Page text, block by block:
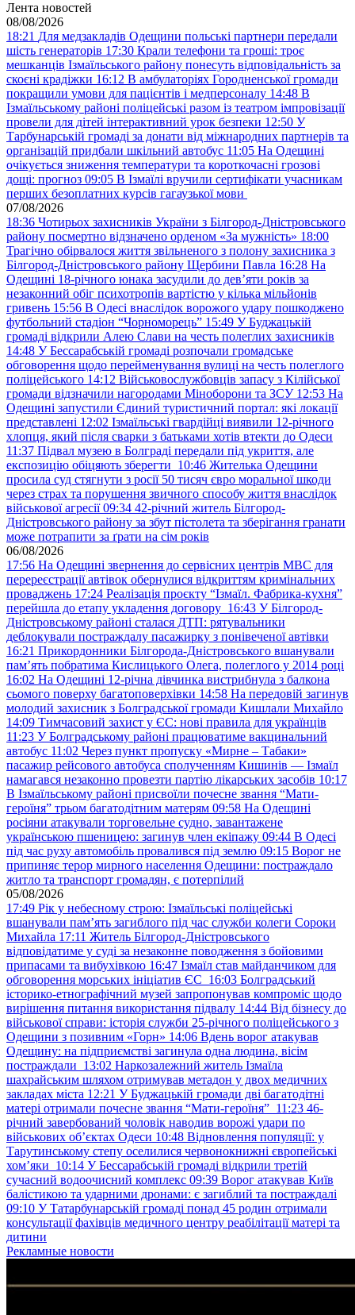
Лента новостей
08/08/2026
18:21 Для медзакладів Одещини польські партнери передали
шість генераторів 17:30 Крали телефони та гроші: троє
мешканців Ізмаїльського району понесуть відповідальність за
скоєні крадіжки 16:12 В амбулаторіях Городненської громади
покращили умови для пацієнтів і медперсоналу 14:48 В
Ізмаїльському районі поліцейські разом із театром імпровізації
провели для дітей інтерактивний урок безпеки 12:50 У
Тарбунарській громаді за донати від міжнародних партнерів та
організацій придбали шкільний автобус 11:05 На Одещині
очікується зниження температури та короткочасні грозові
дощі: прогноз 09:05 В Ізмаїлі вручили сертифікати учасникам
перших безоплатних курсів гагаузької мови
07/08/2026
18:36 Чотирьох захисників України з Білгород-Дністровського
району посмертно відзначено орденом «За мужність» 18:00
Трагічно обірвалося життя звільненого з полону захисника з
Білгород-Дністровського району Щербини Павла 16:28 На
Одещині 18-річного юнака засудили до дев’яти років за
незаконний обіг психотропів вартістю у кілька мільйонів
гривень 15:56 В Одесі внаслідок ворожого удару пошкоджено
футбольний стадіон “Чорноморець” 15:49 У Буджацькій
громаді відкрили Алею Слави на честь полеглих захисників
14:48 У Бессарабській громаді розпочали громадське
обговорення щодо перейменування вулиці на честь полеглого
поліцейського 14:12 Військовослужбовців запасу з Кілійської
громади відзначили нагородами Міноборони та ЗСУ 12:53 На
Одещині запустили Єдиний туристичний портал: які локації
представлені 12:02 Ізмаїльські гвардійці виявили 12-річного
хлопця, який після сварки з батьками хотів втекти до Одеси
11:37 Підвал музею в Болграді передали під укриття, але
експозицію обіцяють зберегти 10:46 Жителька Одещини
просила суд стягнути з росії 50 тисяч євро моральної шкоди
через страх та порушення звичного способу життя внаслідок
військової агресії 09:34 42-річний житель Білгород-
Дністровського району за збут пістолета та зберігання гранати
може потрапити за ґрати на сім років
06/08/2026
17:56 На Одещині звернення до сервісних центрів МВС для
перереєстрації автівок обернулися відкриттям кримінальних
проваджень 17:24 Реалізація проєкту “Ізмаїл. Фабрика-кухня”
перейшла до етапу укладення договору 16:43 У Білгород-
Дністровському районі сталася ДТП: рятувальники
деблокували постраждалу пасажирку з понівеченої автівки
16:21 Прикордонники Білгорода-Дністровського вшанували
пам’ять побратима Кислицького Олега, полеглого у 2014 році
16:02 На Одещині 12-річна дівчинка вистрибнула з балкона
сьомого поверху багатоповерхівки 14:58 На передовій загинув
молодий захисник з Болградської громади Кишлали Михайло
14:09 Тимчасовий захист у ЄС: нові правила для українців
11:23 У Болградському районі працюватиме вакцинальний
автобус 11:02 Через пункт пропуску «Мирне – Табаки»
пасажир рейсового автобуса сполученням Кишинів — Ізмаїл
намагався незаконно провезти партію лікарських засобів 10:17
В Ізмаїльському районі присвоїли почесне звання “Мати-
героїня” трьом багатодітним матерям 09:58 На Одещині
росіяни атакували торговельне судно, завантажене
українською пшеницею: загинув член екіпажу 09:44 В Одесі
під час руху автомобіль провалився під землю 09:15 Ворог не
припиняє терор мирного населення Одещини: постраждало
житло та транспорт громадян, є потерпілий
05/08/2026
17:49 Рік у небесному строю: Ізмаїльські поліцейські
вшанували пам’ять загиблого під час служби колеги Сороки
Михайла 17:11 Житель Білгород-Дністровського
відповідатиме у суді за незаконне поводження з бойовими
припасами та вибухівкою 16:47 Ізмаїл став майданчиком для
обговорення морських ініціатив ЄС 16:03 Болградський
історико-етнографічний музей запропонував компроміс щодо
вирішення питання використання підвалу 14:44 Від бізнесу до
військової справи: історія служби 25-річного поліцейського з
Одещини з позивним «Горн» 14:06 Вдень ворог атакував
Одещину: на підприємстві загинула одна людина, вісім
постраждали 13:02 Наркозалежний житель Ізмаїла
шахрайським шляхом отримував метадон у двох медичних
закладах міста 12:21 У Буджацькій громади дві багатодітні
матері отримали почесне звання “Мати-героїня” 11:23 46-
річний завербований чоловік наводив ворожі удари по
військових обʼєктах Одеси 10:48 Відновлення популяції: у
Тарутинському степу оселилися червонокнижні європейські
хом’яки 10:14 У Бессарабській громаді відкрили третій
сучасний водоочисний комплекс 09:39 Ворог атакував Київ
балістикою та ударними дронами: є загиблий та постраждалі
09:10 У Татарбунарській громаді понад 45 родин отримали
консультації фахівців медичного центру реабілітації матері та
дитини
Рекламные новости